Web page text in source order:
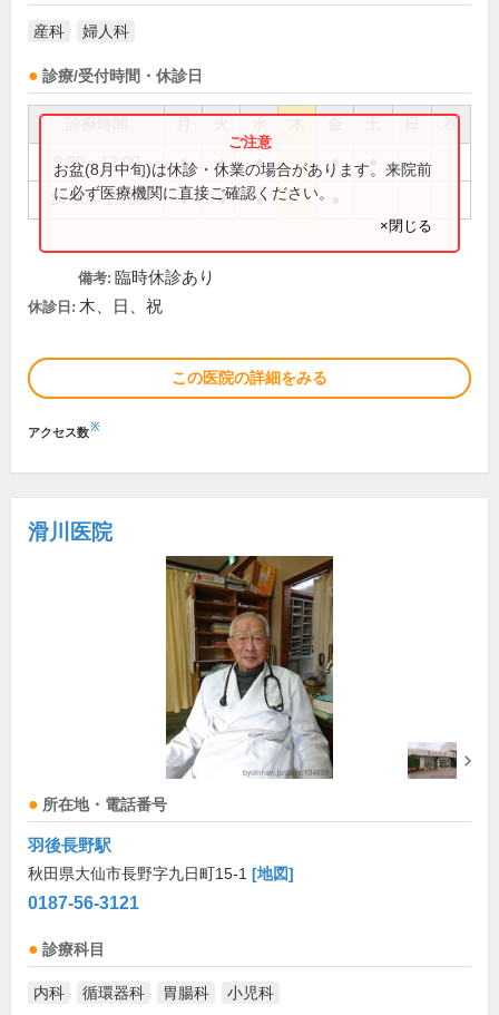
産科 婦人科
診療/受付時間・休診日
祝
9:00～12:00 ● ● ● ●
14:00～17:30 ● ● ●
お盆(8月中旬)は休診・休業の場合があります。来院前
に必ず医療機関に直接ご確認ください。
×閉じる
備考: 臨時休診あり
休診日: 木、日、祝
この医院の詳細をみる
アクセス数※
滑川医院
所在地・電話番号
羽後長野駅
秋田県大仙市長野字九日町15-1 [地図]
0187-56-3121
診療科目
内科 循環器科 胃腸科 小児科